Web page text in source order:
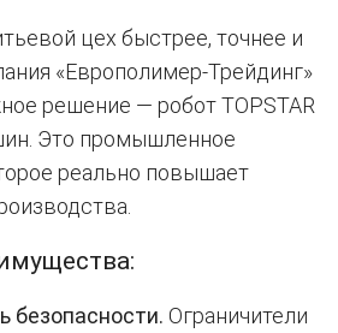
цех быстрее, точнее и
«Европолимер-Трейдинг»
решение — робот TOPSTAR
Это промышленное
реально повышает
безопасности. Ограничители